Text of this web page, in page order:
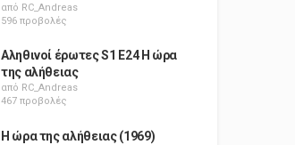
από RC_Andreas
596 προβολές
Αληθινοί έρωτες S1 E24 Η ώρα
της αλήθειας
από RC_Andreas
467 προβολές
Η ώρα της αλήθειας (1969)